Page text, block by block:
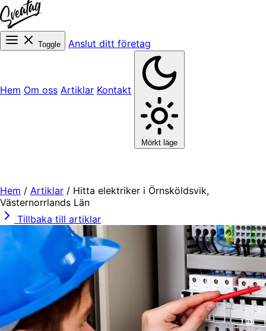
Toggle Anslut ditt företag
Hem Om oss Artiklar Kontakt
Mörkt läge
Hem / Artiklar / Hitta elektriker i Örnsköldsvik,
Västernorrlands Län
Tillbaka till artiklar